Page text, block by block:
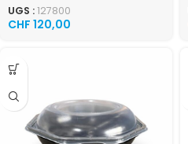
UGS :127800
CHF 120,00